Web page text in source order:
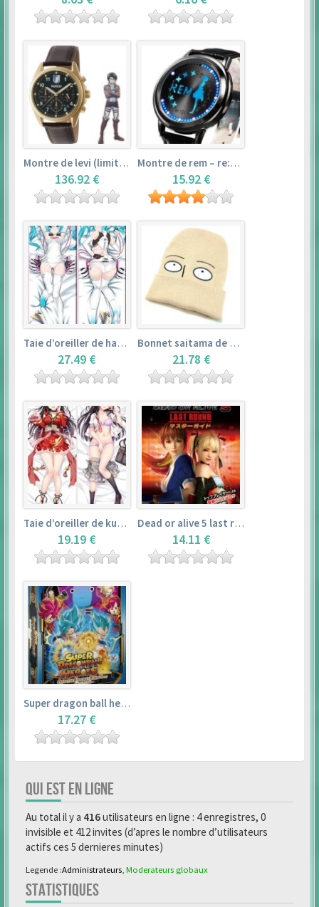
Montre de levi (limited edition) – shingeki no kyojin
136.92 €
Montre de rem – re:zero kara hajimeru isekai seikatsu
15.92 €
Taie d’oreiller de hatsune miku (150cm×50cm) – vocaloid
27.49 €
Bonnet saitama de one punch man
21.78 €
Taie d’oreiller de kurosawa dia (160x50cm) – love live! sunshine!!
19.19 €
Dead or alive 5 last round master guide
14.11 €
Super dragon ball heroes : official 4 pocket binder set
17.27 €
QUI EST EN LIGNE
Au total il y a 416utilisateurs en ligne : 4 enregistres, 0
invisible et 412 invites (d’apres le nombre d’utilisateurs
actifs ces 5 dernieres minutes)
Legende :Administrateurs Moderateurs globaux
STATISTIQUES